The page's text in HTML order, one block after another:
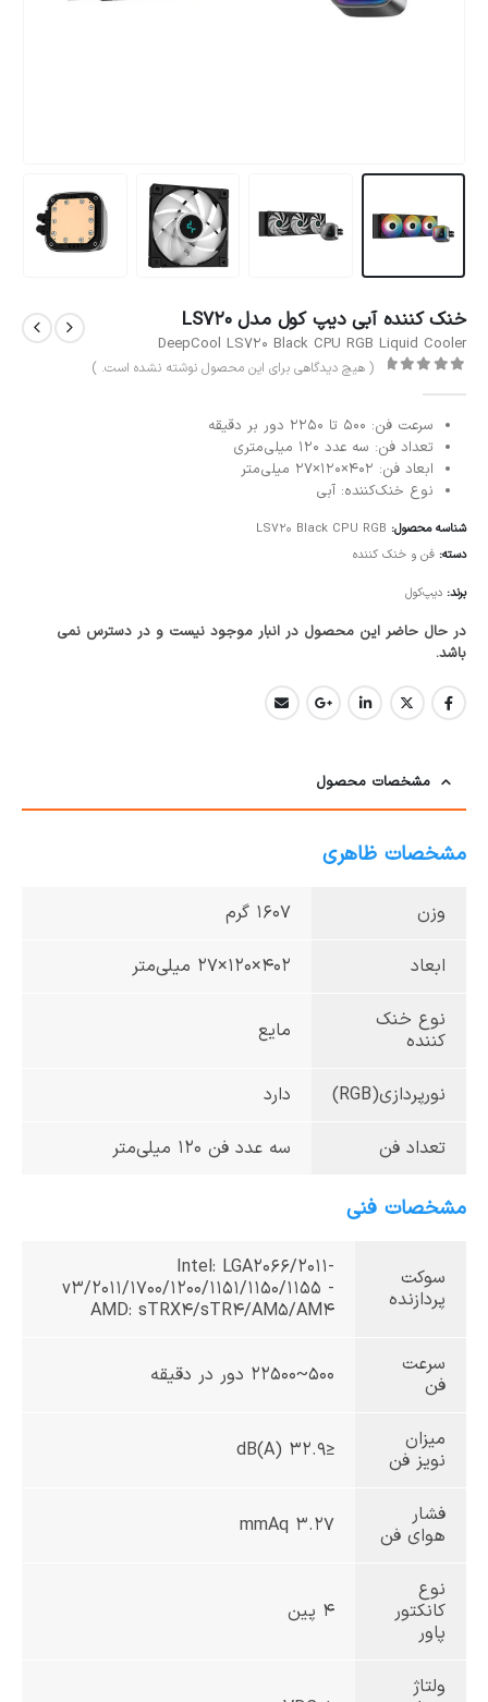
خنک کننده آبی دیپ کول مدل LS720
DeepCool LS720 Black CPU RGB Liquid Cooler
( هیچ دیدگاهی برای این محصول نوشته نشده است. )
سرعت فن: 500 تا 2250 دور‌ بر‌ دقیقه
تعداد فن: سه عدد ۱۲۰ میلی‌متری
ابعاد فن: 402×120×27 میلی‌متر
نوع خنک‌کننده: آبی
شناسه محصول: LS720 Black CPU RGB
دسته: فن و خنک کننده
برند: دیپ‌کول
در حال حاضر این محصول در انبار موجود نیست و در دسترس نمی
باشد.
مشخصات محصول
مشخصات ظاهری
وزن 1607 گرم
ابعاد 402×120×27 میلی‌متر
نوع خنک
کننده
مایع
نورپردازی(RGB) دارد
تعداد فن سه عدد فن ۱۲۰ میلی‌متر
مشخصات فنی
سوکت
پردازنده
Intel: LGA2066/2011-
v3/2011/1700/1200/1151/1150/1155 -
AMD: sTRX4/sTR4/AM5/AM4
سرعت
فن
۵۰۰~2250۰ دور در دقیقه
میزان
نویز فن
≤32.9 dB(A)
فشار
هوای فن
3.27 mmAq
نوع
کانکتور
پاور
۴ پین
ولتاژ